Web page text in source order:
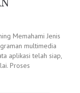
Memahami Jenis
multimedia
aplikasi telah siap,
Proses